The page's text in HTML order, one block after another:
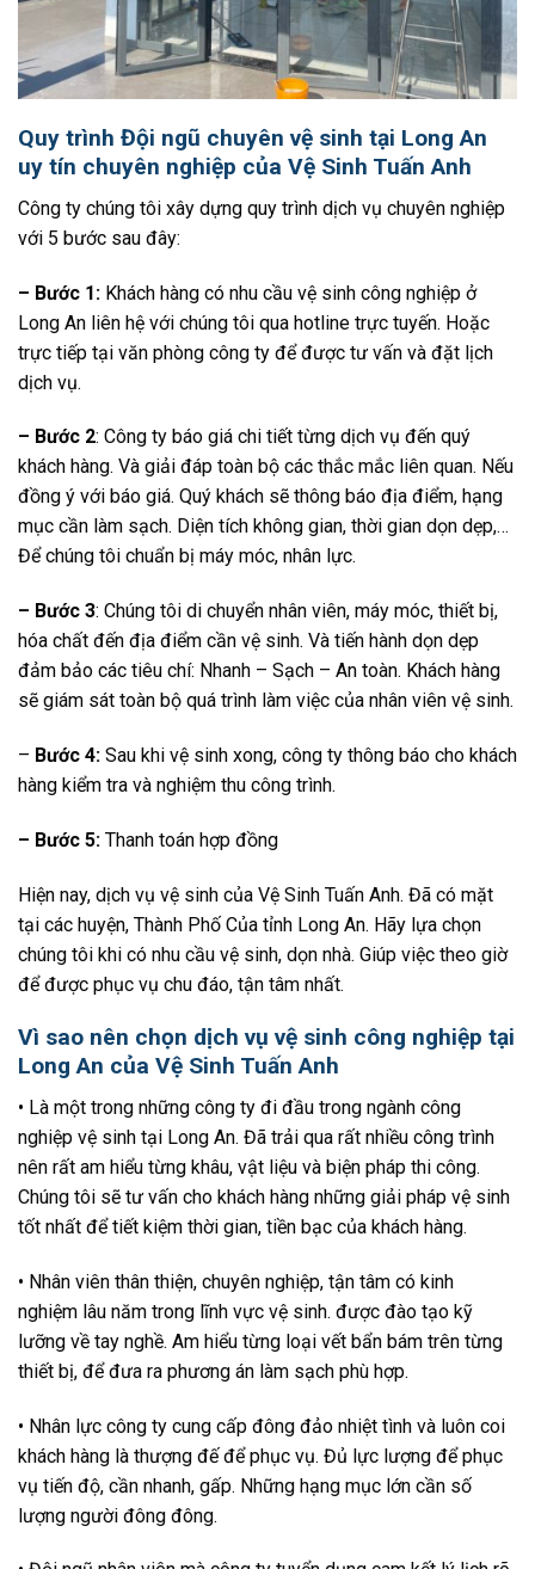
Quy trình Đội ngũ chuyên vệ sinh tại Long An
uy tín chuyên nghiệp của Vệ Sinh Tuấn Anh
Công ty chúng tôi xây dựng quy trình dịch vụ chuyên nghiệp
với 5 bước sau đây:
– Bước 1: Khách hàng có nhu cầu vệ sinh công nghiệp ở
Long An liên hệ với chúng tôi qua hotline trực tuyến. Hoặc
trực tiếp tại văn phòng công ty để được tư vấn và đặt lịch
dịch vụ.
– Bước 2: Công ty báo giá chi tiết từng dịch vụ đến quý
khách hàng. Và giải đáp toàn bộ các thắc mắc liên quan. Nếu
đồng ý với báo giá. Quý khách sẽ thông báo địa điểm, hạng
mục cần làm sạch. Diện tích không gian, thời gian dọn dẹp,…
Để chúng tôi chuẩn bị máy móc, nhân lực.
– Bước 3: Chúng tôi di chuyển nhân viên, máy móc, thiết bị,
hóa chất đến địa điểm cần vệ sinh. Và tiến hành dọn dẹp
đảm bảo các tiêu chí: Nhanh – Sạch – An toàn. Khách hàng
sẽ giám sát toàn bộ quá trình làm việc của nhân viên vệ sinh.
– Bước 4: Sau khi vệ sinh xong, công ty thông báo cho khách
hàng kiểm tra và nghiệm thu công trình.
– Bước 5: Thanh toán hợp đồng
Hiện nay, dịch vụ vệ sinh của Vệ Sinh Tuấn Anh. Đã có mặt
tại các huyện, Thành Phố Của tỉnh Long An. Hãy lựa chọn
chúng tôi khi có nhu cầu vệ sinh, dọn nhà. Giúp việc theo giờ
để được phục vụ chu đáo, tận tâm nhất.
Vì sao nên chọn dịch vụ vệ sinh công nghiệp tại
Long An của Vệ Sinh Tuấn Anh
• Là một trong những công ty đi đầu trong ngành công
nghiệp vệ sinh tại Long An. Đã trải qua rất nhiều công trình
nên rất am hiểu từng khâu, vật liệu và biện pháp thi công.
Chúng tôi sẽ tư vấn cho khách hàng những giải pháp vệ sinh
tốt nhất để tiết kiệm thời gian, tiền bạc của khách hàng.
• Nhân viên thân thiện, chuyên nghiệp, tận tâm có kinh
nghiệm lâu năm trong lĩnh vực vệ sinh. được đào tạo kỹ
lưỡng về tay nghề. Am hiểu từng loại vết bẩn bám trên từng
thiết bị, để đưa ra phương án làm sạch phù hợp.
• Nhân lực công ty cung cấp đông đảo nhiệt tình và luôn coi
khách hàng là thượng đế để phục vụ. Đủ lực lượng để phục
vụ tiến độ, cần nhanh, gấp. Những hạng mục lớn cần số
lượng người đông đông.